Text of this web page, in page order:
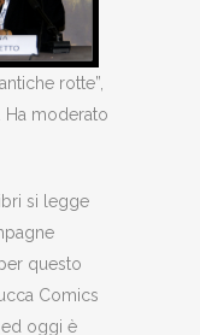
rotte”,
Ha moderato
si legge
questo
Comics
ed oggi è